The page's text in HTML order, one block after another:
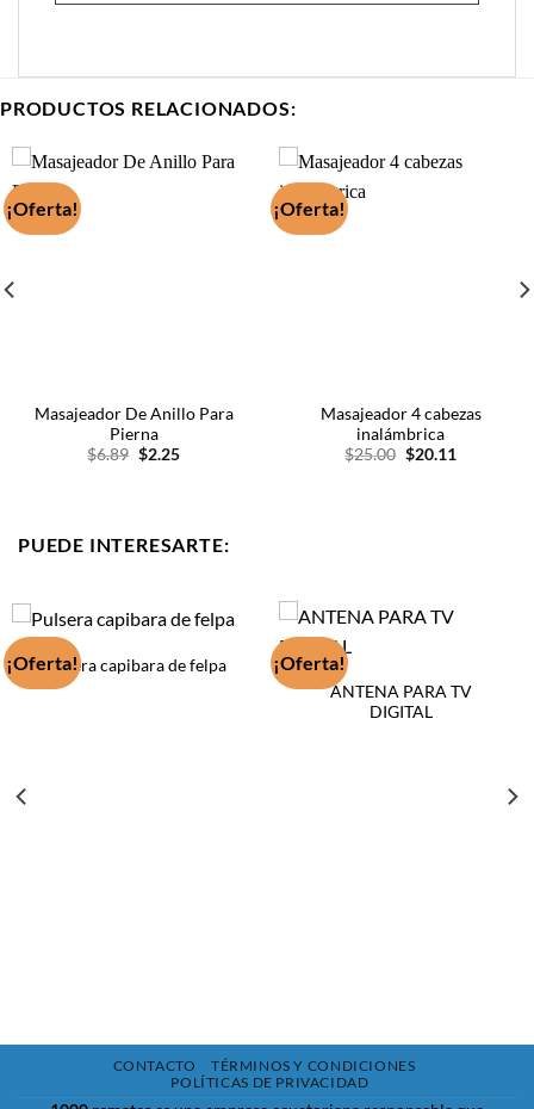
PRODUCTOS RELACIONADOS:
¡Oferta!
Masajeador De Anillo Para
Pierna
$6.89 El
$2.25El
¡Oferta!
Masajeador 4 cabezas
inalámbrica
$25.00 El
$20.11El
PUEDE INTERESARTE:
¡Oferta!
Pulsera capibara de felpa ¡Oferta!
ANTENA PARA TV
DIGITAL
CONTACTO
TÉRMINOS Y CONDICIONES
POLÍTICAS DE PRIVACIDAD